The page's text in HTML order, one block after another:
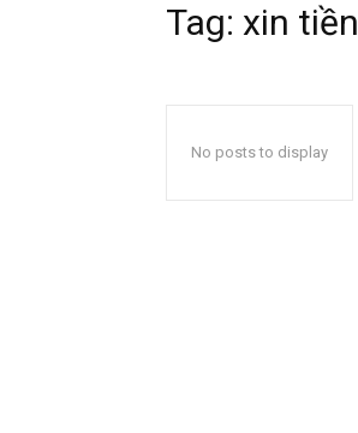
Tag: xin tiền
No posts to display